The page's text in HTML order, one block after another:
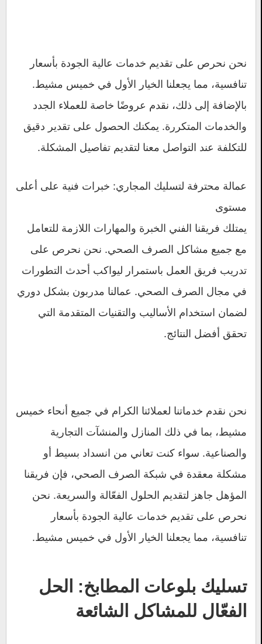
نحن نحرص على تقديم خدمات عالية الجودة بأسعار
تنافسية، مما يجعلنا الخيار الأول في خميس مشيط.
بالإضافة إلى ذلك، نقدم عروضًا خاصة للعملاء الجدد
والخدمات المتكررة. يمكنك الحصول على تقدير دقيق
للتكلفة عند التواصل معنا لتقديم تفاصيل المشكلة.
عمالة محترفة لتسليك المجاري: خبرات فنية على أعلى
مستوى
يمتلك فريقنا الفني الخبرة والمهارات اللازمة للتعامل
مع جميع مشاكل الصرف الصحي. نحن نحرص على
تدريب فريق العمل باستمرار ليواكب أحدث التطورات
في مجال الصرف الصحي. عمالنا مدربون بشكل دوري
لضمان استخدام الأساليب والتقنيات المتقدمة التي
تحقق أفضل النتائج.
نحن نقدم خدماتنا لعملائنا الكرام في جميع أنحاء خميس
مشيط، بما في ذلك المنازل والمنشآت التجارية
والصناعية. سواء كنت تعاني من انسداد بسيط أو
مشكلة معقدة في شبكة الصرف الصحي، فإن فريقنا
المؤهل جاهز لتقديم الحلول الفعّالة والسريعة. نحن
نحرص على تقديم خدمات عالية الجودة بأسعار
تنافسية، مما يجعلنا الخيار الأول في خميس مشيط.
تسليك بلوعات المطابخ: الحل
الفعّال للمشاكل الشائعة